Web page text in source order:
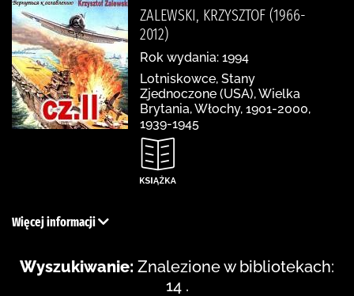
ZALEWSKI, KRZYSZTOF (1966-
2012)
Rok wydania: 1994
Lotniskowce, Stany
Zjednoczone (USA), Wielka
Brytania, Włochy, 1901-2000,
1939-1945
Więcej informacji
Wyszukiwanie: Znalezione w bibliotekach:
14 .